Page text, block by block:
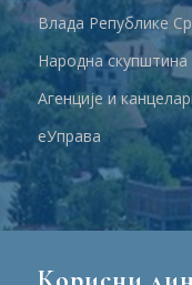
Влада Републике
Народна скупштина
Агенције и
еУправа